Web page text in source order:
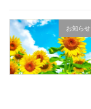
お知らせ